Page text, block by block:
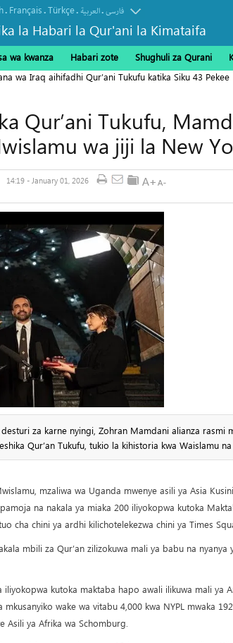
. Français.Türkçe. العربیة.فارسی
la Habari la Qur'ani la Kimataifa
wa kwanza Habari zote Shughuli za Qurani
wa Iraq aihifadhi Qur’ani Tukufu katika Siku 43 Pekee
Qur’ani Tukufu,
wa jiji la New
14:19 - January 01, 2026
za karne nyingi, Zohran Mamdani alianza rasmi
Qur’an Tukufu, tukio la kihistoria kwa Waislamu
mzaliwa wa Uganda mwenye asili ya Asia
na nakala ya miaka 200 iliyokopwa kutoka
cha chini ya ardhi kilichotelekezwa chini ya Times
mbili za Qur’an zilizokuwa mali ya babu na
iliyokopwa kutoka maktaba hapo awali ilikuwa mali ya
mkusanyiko wake wa vitabu 4,000 kwa NYPL mwaka
Asili ya Afrika wa Schomburg.